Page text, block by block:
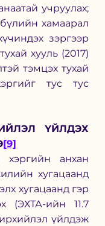
учруулах;
хамаарал
зэргээр
хууль (2017)
тэмцэх тухай
тус тус
ҮЙЛДЭХ
[9]
анхан
хугацаанд
хугацаанд гэр
(ЭХТА-ийн 11.7
үйлдэж